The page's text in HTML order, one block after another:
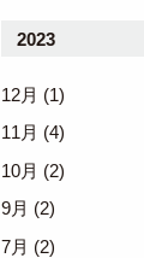
2023
12月 (1)
11月 (4)
10月 (2)
9月 (2)
7月 (2)